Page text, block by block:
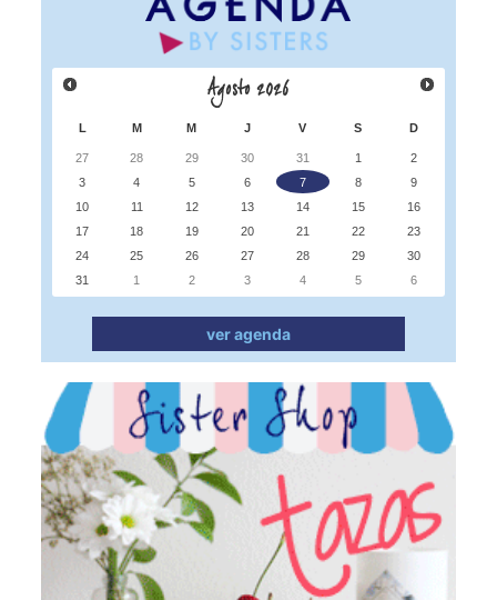
Agosto2026
L M M J V S D
27 28 29 30 31 1
2
3
4 5 6 7 8
9
10
11 12 13 14 15
16
17
18 19 20 21 22
23
24
25 26 27 28 29
30
31
1 2 3 4 5 6
ver agenda